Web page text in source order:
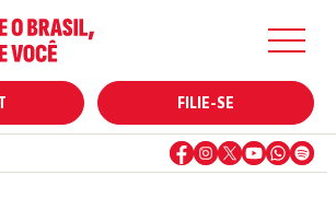
FILIE-SE